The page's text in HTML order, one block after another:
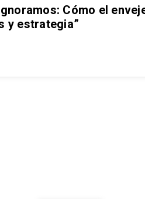
Cómo el
y estrategia”